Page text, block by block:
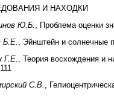
И НАХОДКИ
Ю.Б., Проблема оценки
Б.Е. , Эйнштейн и солнечные
Г.Е. , Теория восхождения и
С.В. ,